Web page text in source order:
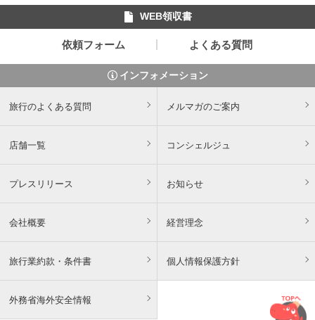
WEB領収書
依頼フォーム よくある質問
インフォメーション
旅行のよくある質問 メルマガのご案内
店舗一覧 コンシェルジュ
プレスリリース お知らせ
会社概要 経営理念
旅行業約款・条件書 個人情報保護方針
外務省海外安全情報